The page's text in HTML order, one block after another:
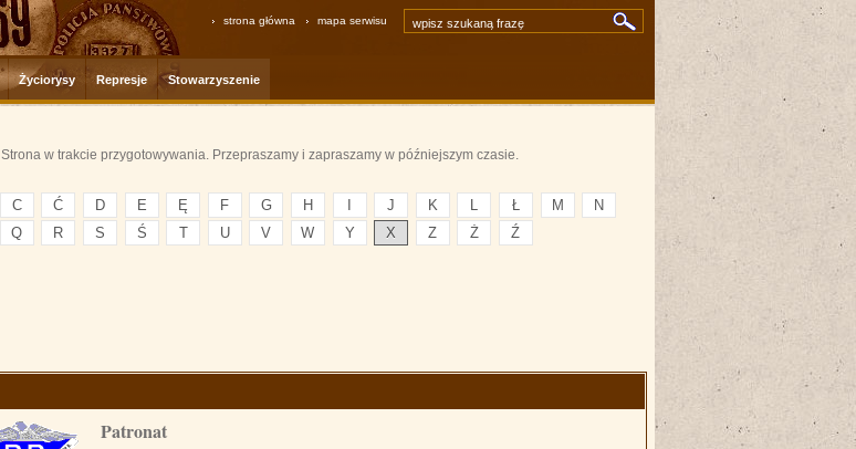
strona główna mapa serwisu
Życiorysy Represje Stowarzyszenie
Strona w trakcie przygotowywania. Przepraszamy i zapraszamy w późniejszym czasie.
C Ć D E Ę F G H I J K L Ł M
N
Q R S Ś T U V W Y X Z Ż Ź
Patronat